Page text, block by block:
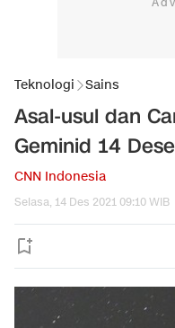
Teknologi Sains
Asal-usul dan
Geminid 14
CNN Indonesia
Selasa, 14 Des 2021 09:10 WIB